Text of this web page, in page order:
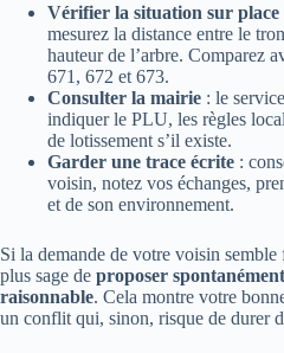
Vérifier la situation sur place
mesurez la distance entre le
hauteur de l’arbre. Comparez
671, 672 et 673.
Consulter la mairie : le
indiquer le PLU, les règles
de lotissement s’il existe.
Garder une trace écrite :
voisin, notez vos échanges,
et de son environnement.
Si la demande de votre voisin
plus sage de proposer
raisonnable. Cela montre votre
un conflit qui, sinon, risque de durer